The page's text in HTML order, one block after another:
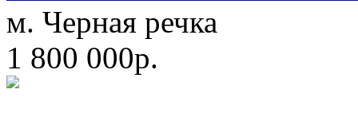
м. Черная речка
1 800 000р.